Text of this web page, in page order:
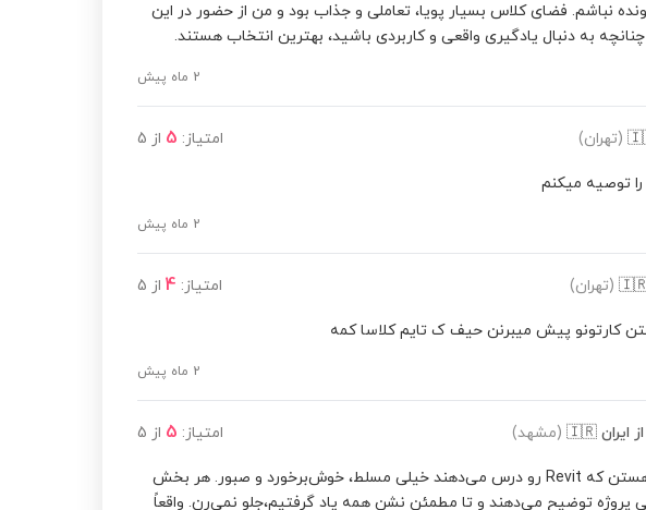
نباشم. فضای کلاس بسیار پویا، تعاملی و جذاب بود و من از حضور در این
به دنبال یادگیری واقعی و کاربردی باشید، بهترین انتخاب هستند.
2 ماه پیش
(تهران) امتیاز: 5 از 5
توصیه میکنم
2 ماه پیش
(تهران) امتیاز: 4 از 5
کارتونو پیش میبرنن حیف ک تایم کلاسا کمه
2 ماه پیش
از ایران 🇮🇷 (مشهد) امتیاز: 5 از 5
یکی از بهترین استادهایی هستن که Revit رو درس می‌دهند خیلی مسلط، خوش‌برخورد و صبور. هر بخش
پروژه توضیح می‌دهند و تا مطمئن نشن همه یاد گرفتیم،جلو نمی‌رن. واقعاً